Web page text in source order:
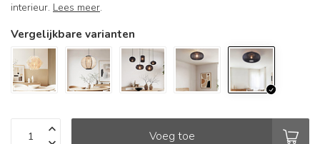
interieur. Lees meer.
Vergelijkbare varianten
Voeg toe